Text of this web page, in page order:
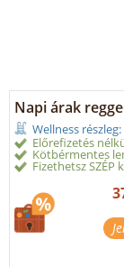
Napi árak
Wellness
Előrefizetés
Kötbérmentes
Fizethetsz SZÉP